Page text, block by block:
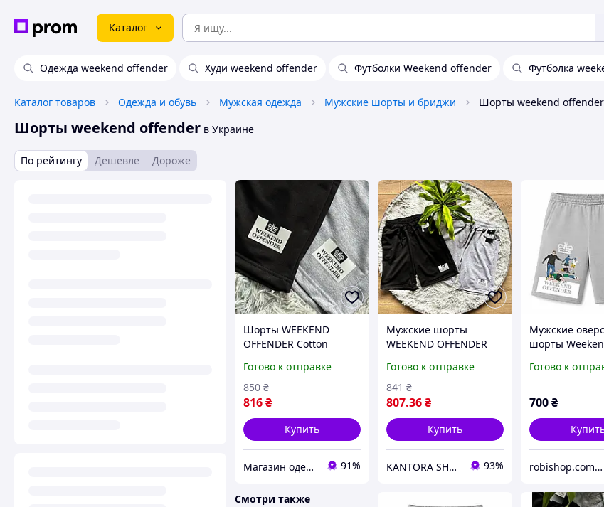
Каталог
Одежда weekend offender Худи weekend offender Футболки Weekend offender Футболка
Каталог товаров Одежда и обувь Мужская одежда Мужские шорты и бриджи Шорты weekend offender
Шорты weekend offender в Украине
По рейтингу Дешевле Дороже
Шорты WEEKEND
OFFENDER Cotton
Готово к отправке
816₴
850 ₴
Купить
Магазин одежды 91%
Мужские шорты
WEEKEND OFFENDER
Готово к отправке
807.36₴
841 ₴
Купить
KANTORA SHOP - магазин брендовой одежды 93%
Мужские
шорты
Графитовый, S
Готово к
700₴
robishop.com.ua
Смотри также